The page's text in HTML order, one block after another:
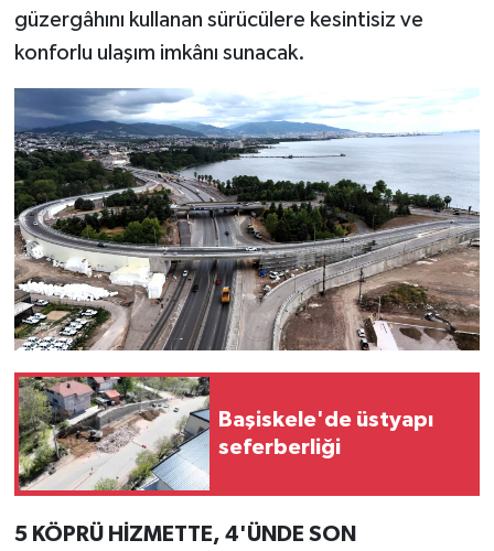
güzergâhını kullanan sürücülere kesintisiz ve
konforlu ulaşım imkânı sunacak.
Başiskele'de üstyapı
seferberliği
5 KÖPRÜ HİZMETTE, 4'ÜNDE SON